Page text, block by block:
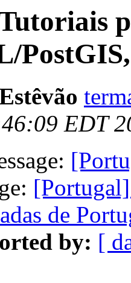
EDT
de
by: [